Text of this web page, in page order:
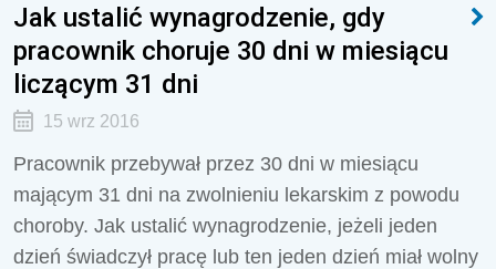
Jak ustalić wynagrodzenie, gdy
pracownik choruje 30 dni w miesiącu
liczącym 31 dni
15 wrz 2016
Pracownik przebywał przez 30 dni w miesiącu
mającym 31 dni na zwolnieniu lekarskim z powodu
choroby. Jak ustalić wynagrodzenie, jeżeli jeden
dzień świadczył pracę lub ten jeden dzień miał wolny